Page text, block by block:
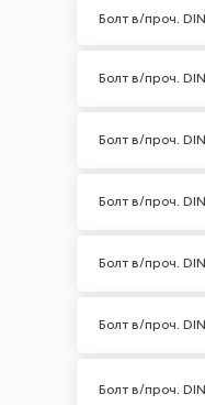
Болт в/проч.
Болт в/проч.
Болт в/проч.
Болт в/проч.
Болт в/проч.
Болт в/проч.
Болт в/проч.